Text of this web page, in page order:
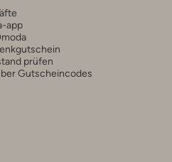
app
prüfen
Gutscheincodes